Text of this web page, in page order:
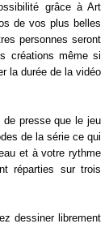
grâce à Art
de vos plus belles
personnes seront
créations même si
la durée de la vidéo
de presse que le jeu
de la série ce qui
et à votre rythme
réparties sur trois
dessiner librement